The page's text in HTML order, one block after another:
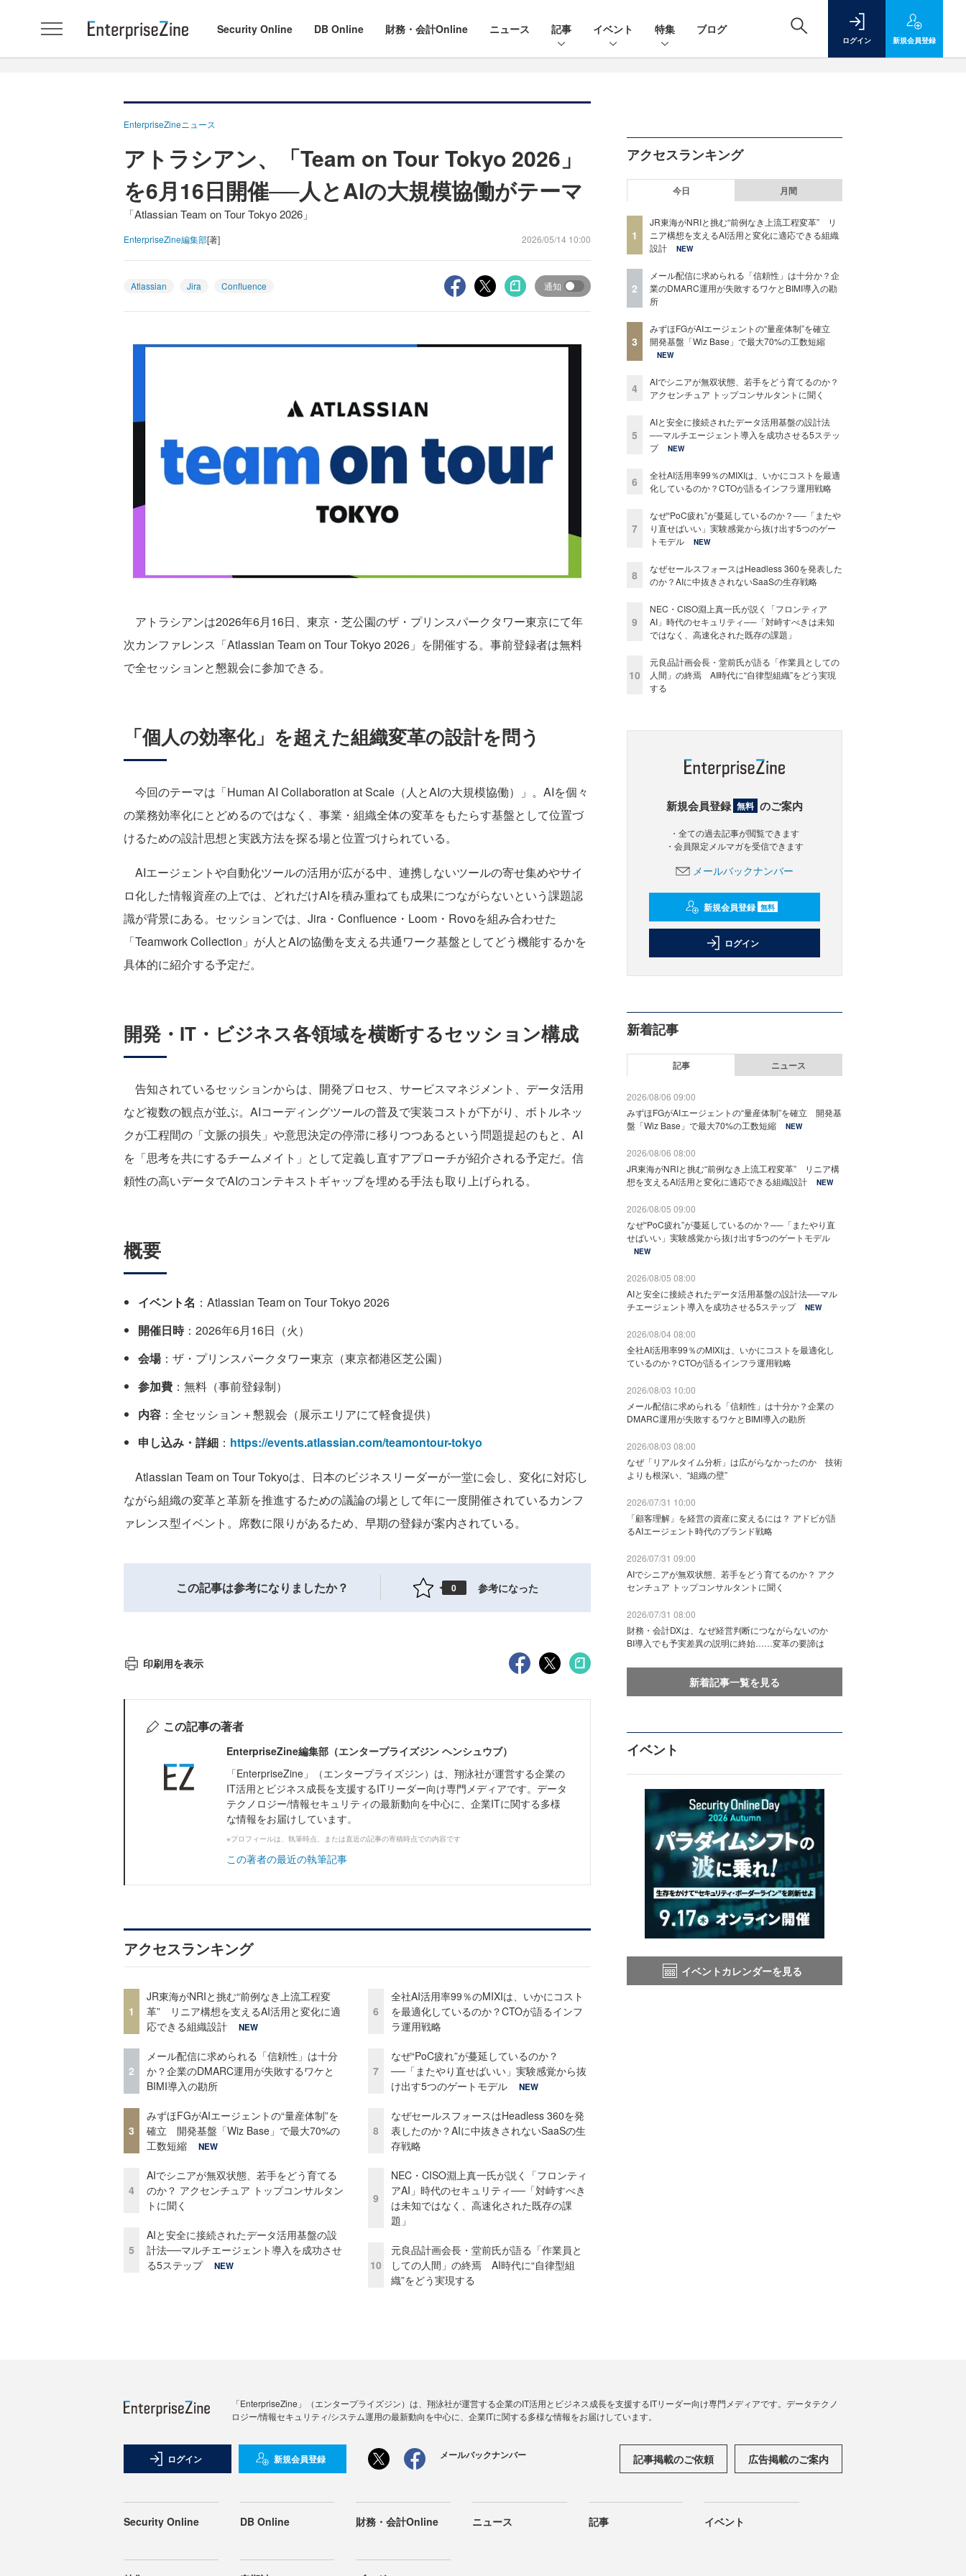
Security Online DB Online 財務・会計Online ニュース 記事 イベント 特集 ブログ
ログイン 新規会員登録
EnterpriseZineニュース
アトラシアン、「Team on Tour Tokyo 2026」
を6月16日開催──人とAIの大規模協働がテーマ
「Atlassian Team on Tour Tokyo 2026」
EnterpriseZine編集部[著] 2026/05/14 10:00
Atlassian Jira Confluence 通知
アトラシアンは2026年6月16日、東京・芝公園のザ・プリンスパークタワー東京にて年
次カンファレンス「Atlassian Team on Tour Tokyo 2026」を開催する。事前登録者は無料
で全セッションと懇親会に参加できる。
「個人の効率化」を超えた組織変革の設計を問う
今回のテーマは「Human AI Collaboration at Scale（人とAIの大規模協働）」。AIを個々
の業務効率化にとどめるのではなく、事業・組織全体の変革をもたらす基盤として位置づ
けるための設計思想と実践方法を探る場と位置づけられている。
AIエージェントや自動化ツールの活用が広がる中、連携しないツールの寄せ集めやサイ
ロ化した情報資産の上では、どれだけAIを積み重ねても成果につながらないという課題認
識が背景にある。セッションでは、Jira・Confluence・Loom・Rovoを組み合わせた
「Teamwork Collection」が人とAIの協働を支える共通ワーク基盤としてどう機能するかを
具体的に紹介する予定だ。
開発・IT・ビジネス各領域を横断するセッション構成
告知されているセッションからは、開発プロセス、サービスマネジメント、データ活用
など複数の観点が並ぶ。AIコーディングツールの普及で実装コストが下がり、ボトルネッ
クが工程間の「文脈の損失」や意思決定の停滞に移りつつあるという問題提起のもと、AI
を「思考を共にするチームメイト」として定義し直すアプローチが紹介される予定だ。信
頼性の高いデータでAIのコンテキストギャップを埋める手法も取り上げられる。
概要
イベント名 ：Atlassian Team on Tour Tokyo 2026
開催日時：2026年6月16日（火）
会場：ザ・プリンスパークタワー東京（東京都港区芝公園）
参加費 ：無料（事前登録制）
内容 ：全セッション＋懇親会（展示エリアにて軽食提供）
申し込み・詳細 ： https://events.atlassian.com/teamontour-tokyo
Atlassian Team on Tour Tokyoは、日本のビジネスリーダーが一堂に会し、変化に対応し
ながら組織の変革と革新を推進するための議論の場として年に一度開催されているカンフ
ァレンス型イベント。席数に限りがあるため、早期の登録が案内されている。
この記事は参考になりましたか？ 0 参考になった
印刷用を表示
この記事の著者
EnterpriseZine編集部（エンタープライズジン ヘンシュウブ）
「EnterpriseZine」（エンタープライズジン）は、翔泳社が運営する企業の
IT活用とビジネス成長を支援するITリーダー向け専門メディアです。データ
テクノロジー/情報セキュリティの最新動向を中心に、企業ITに関する多様
な情報をお届けしています。
※プロフィールは、執筆時点、または直近の記事の寄稿時点での内容です
この著者の最近の執筆記事
アクセスランキング
1
JR東海がNRIと挑む“前例なき上流工程変
革” リニア構想を支えるAI活用と変化に適
応できる組織設計
NEW
2
メール配信に求められる「信頼性」は十分
か？企業のDMARC運用が失敗するワケと
BIMI導入の勘所
3
みずほFGがAIエージェントの“量産体制”を
確立 開発基盤「Wiz Base」で最大70%の
工数短縮
NEW
4
AIでシニアが無双状態、若手をどう育てる
のか？ アクセンチュア トップコンサルタン
トに聞く
5
AIと安全に接続されたデータ活用基盤の設
計法──マルチエージェント導入を成功させ
る5ステップ
NEW
6
全社AI活用率99％のMIXIは、いかにコスト
を最適化しているのか？CTOが語るインフ
ラ運用戦略
7
なぜ“PoC疲れ”が蔓延しているのか？
──「またやり直せばいい」実験感覚から抜
け出す5つのゲートモデル
NEW
8
なぜセールスフォースはHeadless 360を発
表したのか？AIに中抜きされないSaaSの生
存戦略
9
NEC・CISO淵上真一氏が説く「フロンティ
アAI」時代のセキュリティ──「対峙すべき
は未知ではなく、高速化された既存の課
題」
10
元良品計画会長・堂前氏が語る「作業員と
しての人間」の終焉 AI時代に“自律型組
織”をどう実現する
アクセスランキング
今日 月間
1
JR東海がNRIと挑む“前例なき上流工程変革” リ
ニア構想を支えるAI活用と変化に適応できる組織
設計
NEW
2
メール配信に求められる「信頼性」は十分か？企
業のDMARC運用が失敗するワケとBIMI導入の勘
所
3
みずほFGがAIエージェントの“量産体制”を確立
開発基盤「Wiz Base」で最大70%の工数短縮
NEW
4
AIでシニアが無双状態、若手をどう育てるのか？
アクセンチュア トップコンサルタントに聞く
5
AIと安全に接続されたデータ活用基盤の設計法
──マルチエージェント導入を成功させる5ステッ
プ
NEW
6
全社AI活用率99％のMIXIは、いかにコストを最適
化しているのか？CTOが語るインフラ運用戦略
7
なぜ“PoC疲れ”が蔓延しているのか？──「またや
り直せばいい」実験感覚から抜け出す5つのゲー
トモデル
NEW
8
なぜセールスフォースはHeadless 360を発表した
のか？AIに中抜きされないSaaSの生存戦略
9
NEC・CISO淵上真一氏が説く「フロンティア
AI」時代のセキュリティ──「対峙すべきは未知
ではなく、高速化された既存の課題」
10
元良品計画会長・堂前氏が語る「作業員としての
人間」の終焉 AI時代に“自律型組織”をどう実現
する
新規会員登録 無料 のご案内
・全ての過去記事が閲覧できます
・会員限定メルマガを受信できます
メールバックナンバー
新規会員登録 無料
ログイン
新着記事
記事 ニュース
2026/08/06 09:00
みずほFGがAIエージェントの“量産体制”を確立 開発基
盤「Wiz Base」で最大70%の工数短縮
NEW
2026/08/06 08:00
JR東海がNRIと挑む“前例なき上流工程変革” リニア構
想を支えるAI活用と変化に適応できる組織設計
NEW
2026/08/05 09:00
なぜ“PoC疲れ”が蔓延しているのか？──「またやり直
せばいい」実験感覚から抜け出す5つのゲートモデル
NEW
2026/08/05 08:00
AIと安全に接続されたデータ活用基盤の設計法──マル
チエージェント導入を成功させる5ステップ
NEW
2026/08/04 08:00
全社AI活用率99％のMIXIは、いかにコストを最適化し
ているのか？CTOが語るインフラ運用戦略
2026/08/03 10:00
メール配信に求められる「信頼性」は十分か？企業の
DMARC運用が失敗するワケとBIMI導入の勘所
2026/08/03 08:00
なぜ「リアルタイム分析」は広がらなかったのか 技術
よりも根深い、“組織の壁”
2026/07/31 10:00
「顧客理解」を経営の資産に変えるには？ アドビが語
るAIエージェント時代のブランド戦略
2026/07/31 09:00
AIでシニアが無双状態、若手をどう育てるのか？ アク
センチュア トップコンサルタントに聞く
2026/07/31 08:00
財務・会計DXは、なぜ経営判断につながらないのか
BI導入でも予実差異の説明に終始……変革の要諦は
新着記事一覧を見る
イベント
イベントカレンダーを見る
「EnterpriseZine」（エンタープライズジン）は、翔泳社が運営する企業のIT活用とビジネス成長を支援するITリーダー向け専門メディアです。データテクノ
ロジー/情報セキュリティ/システム運用の最新動向を中心に、企業ITに関する多様な情報をお届けしています。
ログイン 新規会員登録 メールバックナンバー 記事掲載のご依頼 広告掲載のご案内
Security Online DB Online 財務・会計Online ニュース 記事 イベント